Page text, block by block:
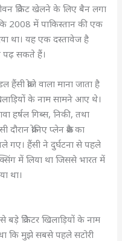
क्रिकेट खेलने के लिए बैन लगा
2008 में पाकिस्तान की एक
था। यह एक दस्तावेज है
सकते हैं।
क्रोजे वाला माना जाता है
के नाम सामने आए थे।
हर्षल गिब्स, निकी, तथा
क्रोनिए प्लेन क्रैश का
गए। हैंसी ने दुर्घटना से पहले
में लिया था जिससे भारत में
था।
क्रिकेटर खिलाड़ियों के नाम
कि मुझे सबसे पहले सटोरी